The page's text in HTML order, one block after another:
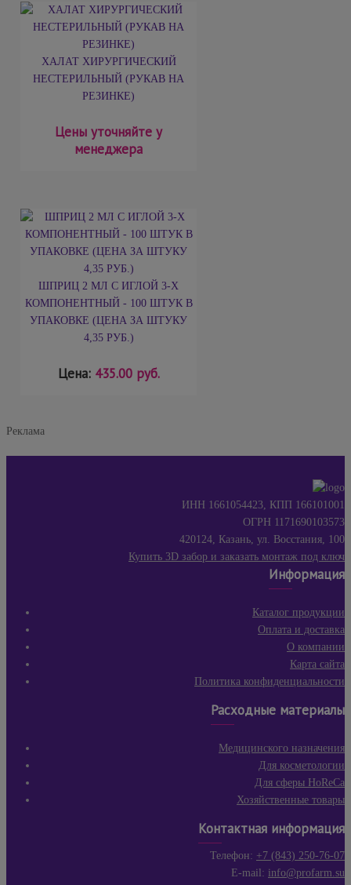
ХАЛАТ ХИРУРГИЧЕСКИЙ
НЕСТЕРИЛЬНЫЙ (РУКАВ НА
РЕЗИНКЕ)
Цены уточняйте у
менеджера
ШПРИЦ 2 МЛ С ИГЛОЙ 3-Х
КОМПОНЕНТНЫЙ - 100 ШТУК В
УПАКОВКЕ (ЦЕНА ЗА ШТУКУ
4,35 РУБ.)
Цена: 435.00 руб.
Реклама
ИНН 1661054423, КПП 166101001
ОГРН 1171690103573
420124, Казань, ул. Восстания, 100
Купить 3D забор и заказать монтаж под ключ
Информация
Каталог продукции
Оплата и доставка
О компании
Карта сайта
Политика конфиденциальности
Расходные материалы
Медицинского назначения
Для косметологии
Для сферы HoReCa
Хозяйственные товары
Контактная информация
Телефон: +7 (843) 250-76-07
E-mail: info@profarm.su